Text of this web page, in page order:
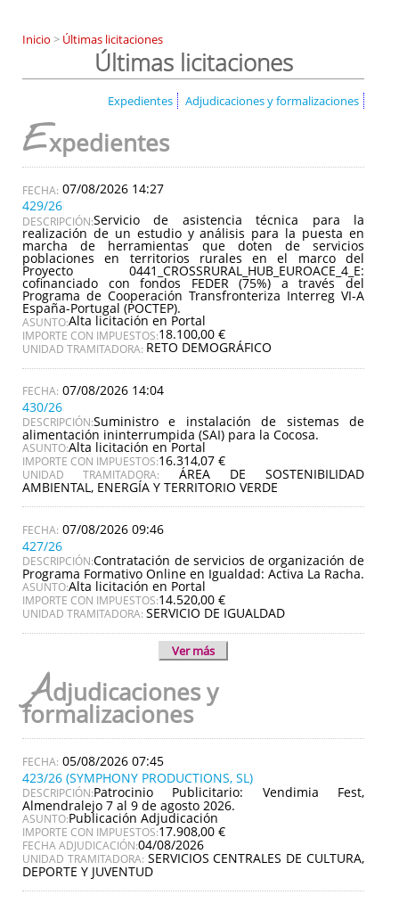
Inicio > Últimas licitaciones
Últimas licitaciones
Expedientes Adjudicaciones y formalizaciones
Expedientes
07/08/2026 14:27
429/26
DESCRIPCIÓN:Servicio de asistencia técnica para la
realización de un estudio y análisis para la puesta en
marcha de herramientas que doten de servicios
poblaciones en territorios rurales en el marco del
Proyecto 0441_CROSSRURAL_HUB_EUROACE_4_E:
cofinanciado con fondos FEDER (75%) a través del
Programa de Cooperación Transfronteriza Interreg VI-A
España-Portugal (POCTEP).
ASUNTO:Alta licitación en Portal
IMPORTE CON IMPUESTOS:18.100,00 €
UNIDAD TRAMITADORA: RETO DEMOGRÁFICO
07/08/2026 14:04
430/26
DESCRIPCIÓN:Suministro e instalación de sistemas de
alimentación ininterrumpida (SAI) para la Cocosa.
ASUNTO:Alta licitación en Portal
IMPORTE CON IMPUESTOS:16.314,07 €
UNIDAD TRAMITADORA: ÁREA DE SOSTENIBILIDAD
AMBIENTAL, ENERGÍA Y TERRITORIO VERDE
07/08/2026 09:46
427/26
DESCRIPCIÓN:Contratación de servicios de organización de
Programa Formativo Online en Igualdad: Activa La Racha.
ASUNTO:Alta licitación en Portal
IMPORTE CON IMPUESTOS:14.520,00 €
UNIDAD TRAMITADORA: SERVICIO DE IGUALDAD
Ver más
Adjudicaciones y
formalizaciones
05/08/2026 07:45
423/26 (SYMPHONY PRODUCTIONS, SL)
DESCRIPCIÓN:Patrocinio Publicitario: Vendimia Fest,
Almendralejo 7 al 9 de agosto 2026.
ASUNTO:Publicación Adjudicación
IMPORTE CON IMPUESTOS:17.908,00 €
FECHA ADJUDICACIÓN:04/08/2026
UNIDAD TRAMITADORA: SERVICIOS CENTRALES DE CULTURA,
DEPORTE Y JUVENTUD